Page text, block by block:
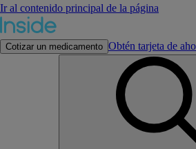
Ir al contenido principal de la página
Cotizar un medicamento Obtén tarjeta de